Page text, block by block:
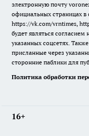
электронную почту
официальных страницах в
https://vk.com/vrntimes,
будет являться
указанных соцсетях.
присланные через
сторонние паблики для
Политика обработки
16+